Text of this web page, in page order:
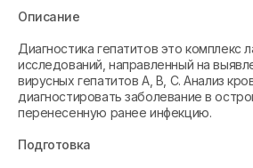
Описание
Диагностика гепатитов это комплекс
исследований, направленный на
вирусных гепатитов А, В, С. Анализ
диагностировать заболевание в
перенесенную ранее инфекцию.
Подготовка